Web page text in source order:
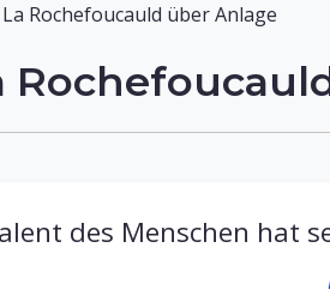
Rochefoucauld über Anlage
des Menschen hat